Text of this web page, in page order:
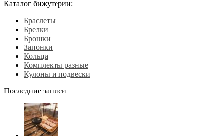
Каталог бижутерии:
Браслеты
Брелки
Брошки
Запонки
Кольца
Комплекты разные
Кулоны и подвески
Последние записи